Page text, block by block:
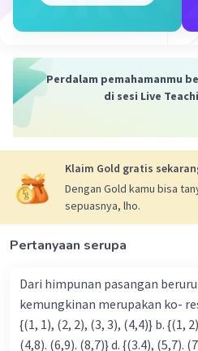
digambarkan pada
gambar berikut.
adalah seperti gambar
Beri Rating·0.0(0 )
Perdalam pemahamanmu
di sesi Live
Klaim Gold gratis
Dengan Gold kamu bisa
sepuasnya, lho.
Pertanyaan serupa
Dari himpunan pasangan
kemungkinan merupakan ko- respondensi satu-satu? a.
{(1, 1), (2, 2), (3, 3), (4,4)} b. {(1, 2), (2, 3), (3, 4). (4,5)} c. {(2,7).
(4,8). (6,9). (8,7)} d. {(3.4),